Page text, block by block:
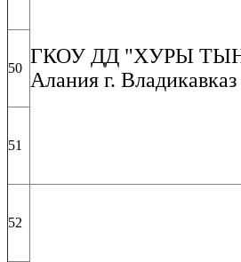
ГКОУ ДД "ХУРЫ
Алания г. Владикавказ
50
51
52